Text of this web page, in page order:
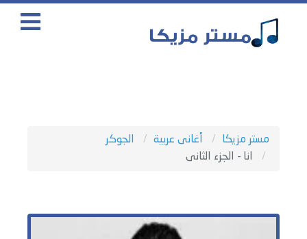
مستر مزيكا أغانى عربية
الجوكر
انا - الجزء الثانى